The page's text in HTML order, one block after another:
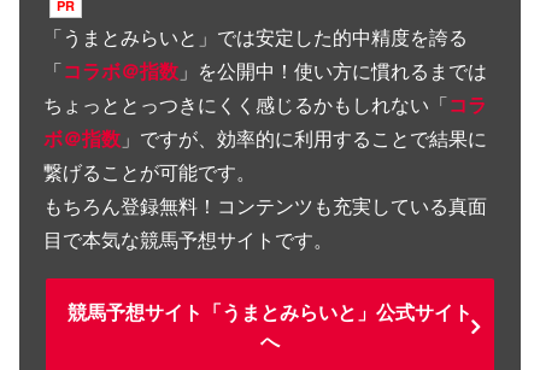
「うまとみらいと 」では安定した的中精度を誇る
「コラボ＠指数 」を公開中！使い方に慣れるまでは
ちょっととっつきにくく感じるかもしれない「コラ
ボ＠指数 」ですが、効率的に利用することで結果に
繋げることが可能です。
もちろん登録無料！コンテンツも充実している真面
目で本気な競馬予想サイトです。
競馬予想サイト「うまとみらいと」公式サイト
へ